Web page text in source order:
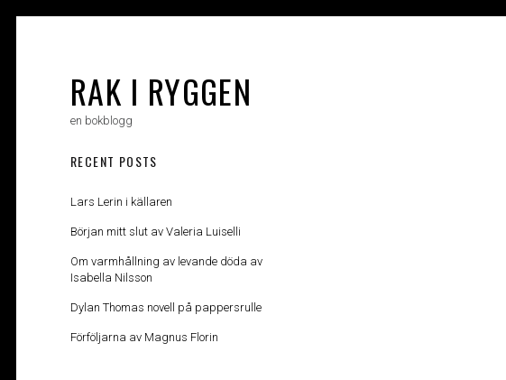
RAK I RYGGEN
en bokblogg
RECENT POSTS
Lars Lerin i källaren
Början mitt slut av Valeria Luiselli
Om varmhållning av levande döda av
Isabella Nilsson
Dylan Thomas novell på pappersrulle
Förföljarna av Magnus Florin